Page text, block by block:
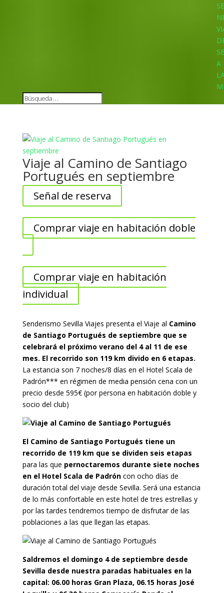
A
Viaje al Camino de Santiago
Portugués en septiembre
Señal de reserva
Comprar viaje en habitación doble
Comprar viaje en habitación
individual
Senderismo Sevilla Viajes presenta el Viaje al Camino
de Santiago Portugués de septiembre que se
celebrará el próximo verano del 4 al 11 de ese
mes. El recorrido son 119 km divido en 6 etapas.
La estancia son 7 noches/8 días en el Hotel Scala de
Padrón*** en régimen de media pensión cena con un
precio desde 595€ (por persona en habitación doble y
socio del club)
El Camino de Santiago Portugués tiene un
recorrido de 119 km que se dividen seis etapas
para las que pernoctaremos durante siete noches
en el Hotel Scala de Padróncon ocho días de
duración total del viaje desde Sevilla. Será una estancia
de lo más confortable en este hotel de tres estrellas y
por las tardes tendremos tiempo de disfrutar de las
poblaciones a las que llegan las etapas.
Saldremos el domingo 4 de septiembre desde
Sevilla desde nuestra paradas habituales en la
capital: 06.00 horas Gran Plaza, 06.15 horas José